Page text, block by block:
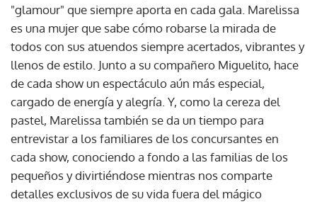
"glamour" que siempre aporta en cada gala. Marelissa
es una mujer que sabe cómo robarse la mirada de
todos con sus atuendos siempre acertados, vibrantes y
llenos de estilo. Junto a su compañero Miguelito, hace
de cada show un espectáculo aún más especial,
cargado de energía y alegría. Y, como la cereza del
pastel, Marelissa también se da un tiempo para
entrevistar a los familiares de los concursantes en
cada show, conociendo a fondo a las familias de los
pequeños y divirtiéndose mientras nos comparte
detalles exclusivos de su vida fuera del mágico